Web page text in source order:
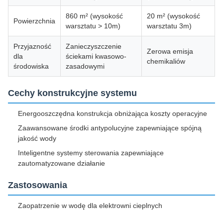
Powierzchnia
860 m² (wysokość
warsztatu > 10m)
20 m² (wysokość
warsztatu 3m)
Przyjazność
dla
środowiska
Zanieczyszczenie
ściekami kwasowo-
zasadowymi
Zerowa emisja
chemikaliów
Cechy konstrukcyjne systemu
Energooszczędna konstrukcja obniżająca koszty operacyjne
Zaawansowane środki antypolucyjne zapewniające spójną
jakość wody
Inteligentne systemy sterowania zapewniające
zautomatyzowane działanie
Zastosowania
Zaopatrzenie w wodę dla elektrowni cieplnych